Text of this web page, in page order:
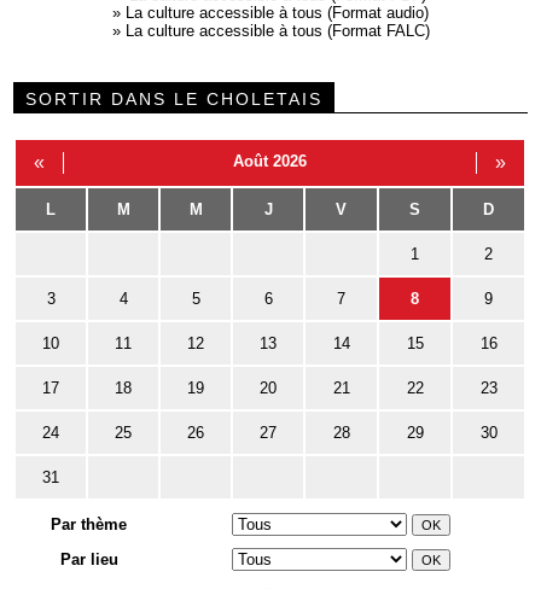
» La culture accessible à tous (Format audio)
» La culture accessible à tous (Format FALC)
SORTIR DANS LE CHOLETAIS
« Août 2026 »
L M M J V S D
1 2
3 4 5 6 7 8 9
10 11 12 13 14 15 16
17 18 19 20 21 22 23
24 25 26 27 28 29 30
31
Par thème
Par lieu